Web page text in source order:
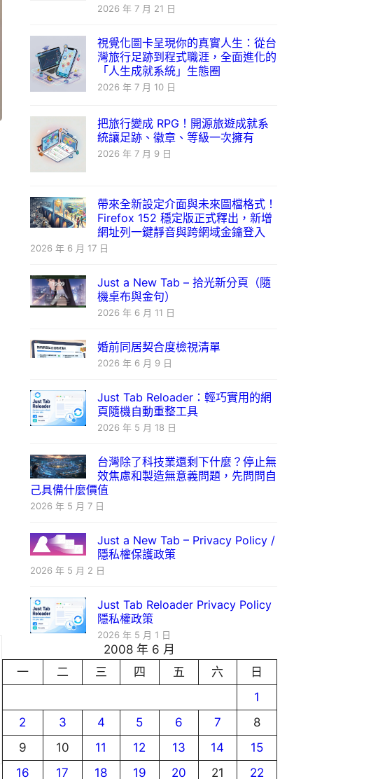
2026 年 7 月 21 日
視覺化圖卡呈現你的真實人生：從台
灣旅行足跡到程式職涯，全面進化的
「人生成就系統」生態圈
2026 年 7 月 10 日
把旅行變成 RPG！開源旅遊成就系
統讓足跡、徽章、等級一次擁有
2026 年 7 月 9 日
帶來全新設定介面與未來圖檔格式！
Firefox 152 穩定版正式釋出，新增
網址列一鍵靜音與跨網域金鑰登入
2026 年 6 月 17 日
Just a New Tab – 拾光新分頁（隨
機桌布與金句）
2026 年 6 月 11 日
婚前同居契合度檢視清單
2026 年 6 月 9 日
Just Tab Reloader：輕巧實用的網
頁隨機自動重整工具
2026 年 5 月 18 日
台灣除了科技業還剩下什麼？停止無
效焦慮和製造無意義問題，先問問自
己具備什麼價值
2026 年 5 月 7 日
Just a New Tab – Privacy Policy /
隱私權保護政策
2026 年 5 月 2 日
Just Tab Reloader Privacy Policy
隱私權政策
2026 年 5 月 1 日
2008 年 6 月
一
二 三 四 五 六
日
1
2
3 4 5 6 7
8
9
10 11 12 13 14
15
16
17 18 19 20 21
22